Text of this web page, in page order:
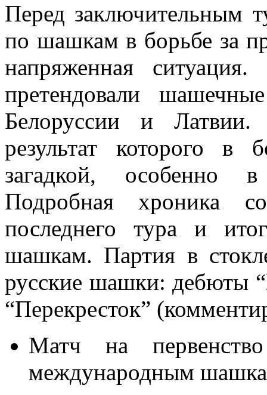
Перед заключительным
по шашкам в борьбе за
напряженная
претендовали
Белоруссии и
результат которого в
загадкой, особенно
Подробная хроника
последнего тура и
шашкам. Партия в
русские шашки: дебюты
“Перекресток”
Матч на
международным